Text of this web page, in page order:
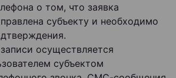
о том, что заявка
субъекту и необходимо
осуществляется
субъектом